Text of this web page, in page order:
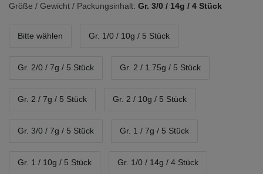
Größe / Gewicht / Packungsinhalt: Gr. 3/0 / 14g / 4 Stück
Bitte wählen Gr. 1/0 / 10g / 5 Stück
Gr. 2/0 / 7g / 5 Stück Gr. 2 / 1.75g / 5 Stück
Gr. 2 / 7g / 5 Stück Gr. 2 / 10g / 5 Stück
Gr. 3/0 / 7g / 5 Stück Gr. 1 / 7g / 5 Stück
Gr. 1 / 10g / 5 Stück Gr. 1/0 / 14g / 4 Stück